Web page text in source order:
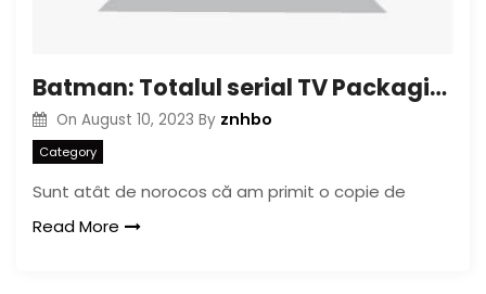
Batman: Totalul serial TV Packaging Photos
On August 10, 2023 By znhbo
Category
Sunt atât de norocos că am primit o copie de
Read More